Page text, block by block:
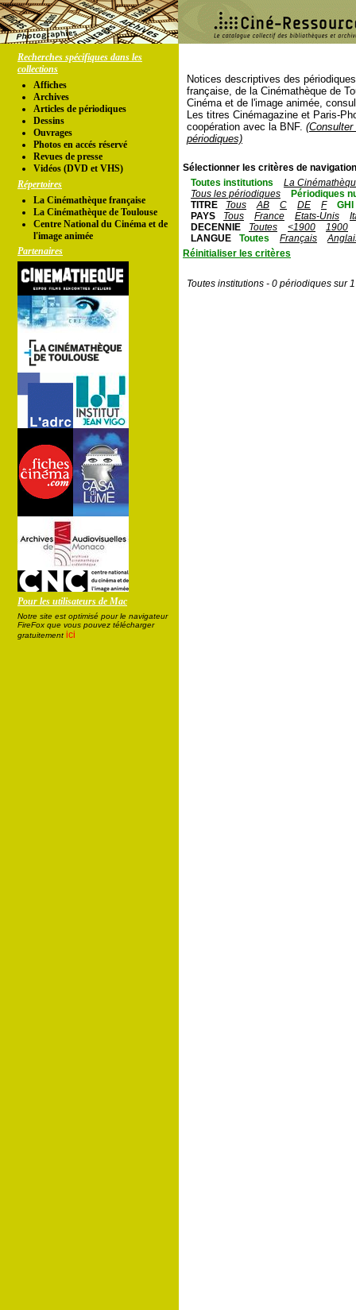
Recherches spécifiques dans les
collections
Affiches
Archives
Articles de périodiques
Dessins
Ouvrages
Photos en accés réservé
Revues de presse
Vidéos (DVD et VHS)
Répertoires
La Cinémathèque française
La Cinémathèque de Toulouse
Centre National du Cinéma et de
l'image animée
Partenaires
Pour les utilisateurs de Mac
Notre site est optimisé pour le navigateur
FireFox que vous pouvez télécharger
gratuitement ici
Notices descriptives des
française, de la Cinémathèque de
Cinéma et de l'image animée,
Les titres Cinémagazine et Paris-
coopération avec la BNF.
périodiques)
Sélectionner les critères de
Toutes institutions
La
Tous les périodiques
Périodiques
TITRE
Tous AB C DE F
GHI
PAYS
Tous France Etats-Unis
DECENNIE
Toutes <1900
1900
LANGUE
Toutes Français
Réinitialiser les critères
Toutes institutions - 0 périodiques sur